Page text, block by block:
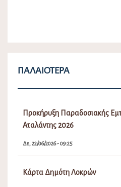
ΠΑΛΑΙΌΤΕΡΑ
Προκήρυξη Παραδοσιακής
Αταλάντης 2026
Δε, 22/06/2026 - 09:25
Κάρτα Δημότη Λοκρών